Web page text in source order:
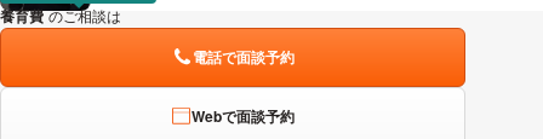
養育費 のご相談は
電話で面談予約
Webで面談予約